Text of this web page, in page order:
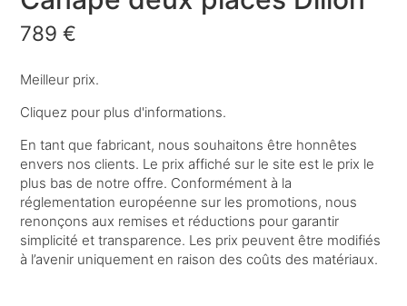
789 €
Meilleur prix.
Cliquez pour plus d'informations.
En tant que fabricant, nous souhaitons être honnêtes
envers nos clients. Le prix affiché sur le site est le prix le
plus bas de notre offre. Conformément à la
réglementation européenne sur les promotions, nous
renonçons aux remises et réductions pour garantir
simplicité et transparence. Les prix peuvent être modifiés
à l’avenir uniquement en raison des coûts des matériaux.